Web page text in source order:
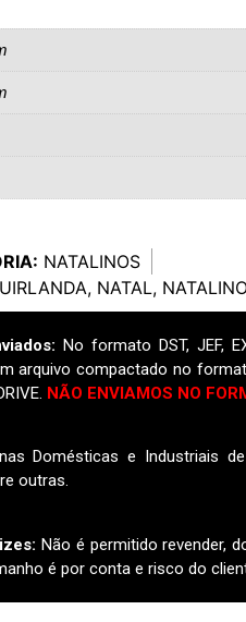
NATALINOS
, NATAL,
No formato DST, JEF,
arquivo compactado no
NÃO ENVIAMOS NO
Domésticas e Industriais
outras.
: Não é permitido revender,
é por conta e risco do